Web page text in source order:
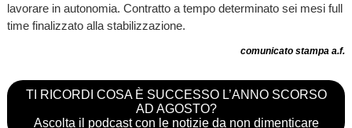
lavorare in autonomia. Contratto a tempo determinato sei mesi full
time finalizzato alla stabilizzazione.
comunicato stampa a.f.
TI RICORDI COSA È SUCCESSO L’ANNO SCORSO
AD AGOSTO?
Ascolta il podcast con le notizie da non dimenticare